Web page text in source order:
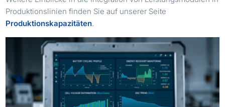
Produktionslinien finden Sie auf unserer Seite
Produktionskapazitäten.